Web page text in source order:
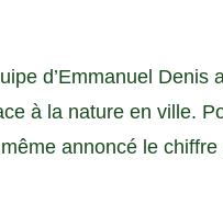
d’Emmanuel Denis
à la nature en ville.
annoncé le chiffre